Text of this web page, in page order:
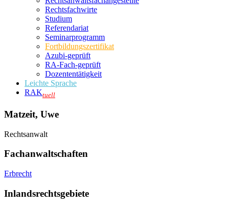
Rechtsfachwirte
Studium
Referendariat
Seminarprogramm
Fortbildungszertifikat
Azubi-geprüft
RA-Fach-geprüft
Dozententätigkeit
Leichte Sprache
RAKtuell
Matzeit, Uwe
Rechtsanwalt
Fachanwaltschaften
Erbrecht
Inlandsrechtsgebiete